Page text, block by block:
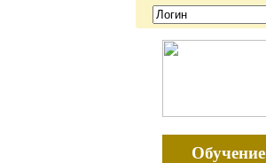
Обучение